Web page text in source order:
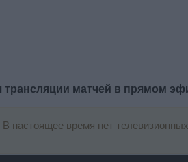
трансляции матчей в прямом
В настоящее время нет